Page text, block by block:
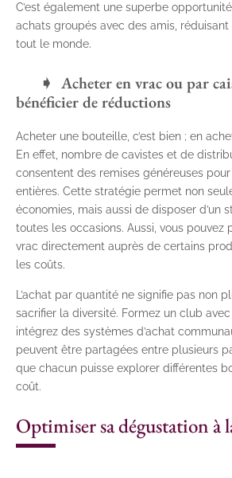
C’est également une superbe
achats groupés avec des amis,
tout le monde.
Acheter en vrac ou par
bénéficier de réductions
Acheter une bouteille, c’est bien ; en
En effet, nombre de cavistes et de
consentent des remises généreuses pour
entières. Cette stratégie permet non
économies, mais aussi de disposer d’un
toutes les occasions. Aussi, vous pouvez
vrac directement auprès de certains
les coûts.
L’achat par quantité ne signifie pas non
sacrifier la diversité. Formez un club
intégrez des systèmes d’achat
peuvent être partagées entre plusieurs
que chacun puisse explorer différentes
coût.
Optimiser sa dégustation à